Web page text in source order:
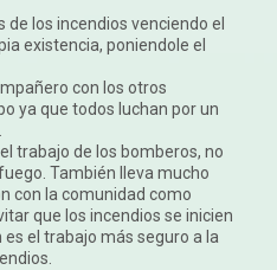
los incendios venciendo el
existencia, poniendole el
con los otros
ya que todos luchan por un
trabajo de los bomberos, no
También lleva mucho
con la comunidad como
que los incendios se inicien
el trabajo más seguro a la